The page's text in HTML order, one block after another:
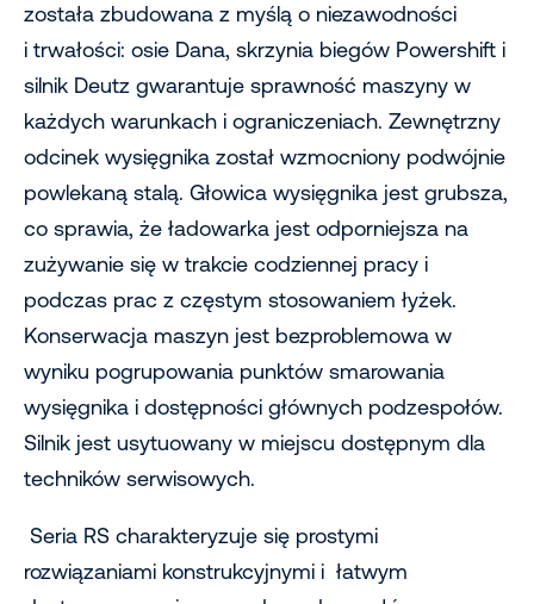
została zbudowana z myślą o niezawodności
i trwałości: osie Dana, skrzynia biegów Powershift i
silnik Deutz gwarantuje sprawność maszyny w
każdych warunkach i ograniczeniach. Zewnętrzny
odcinek wysięgnika został wzmocniony podwójnie
powlekaną stalą. Głowica wysięgnika jest grubsza,
co sprawia, że ładowarka jest odporniejsza na
zużywanie się w trakcie codziennej pracy i
podczas prac z częstym stosowaniem łyżek.
Konserwacja maszyn jest bezproblemowa w
wyniku pogrupowania punktów smarowania
wysięgnika i dostępności głównych podzespołów.
Silnik jest usytuowany w miejscu dostępnym dla
techników serwisowych.
Seria RS charakteryzuje się prostymi
rozwiązaniami konstrukcyjnymi i łatwym